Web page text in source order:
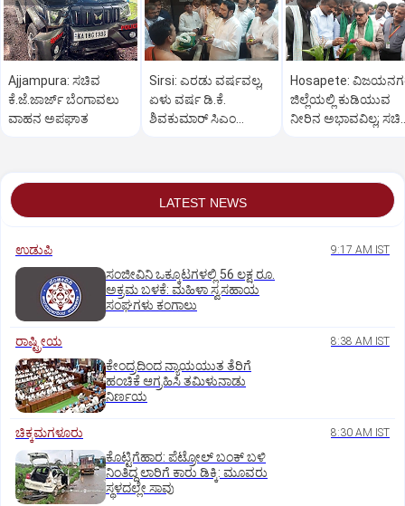
Ajjampura: ಸಚಿವ
ಕೆ.ಜೆ.ಜಾರ್ಜ್ ಬೆಂಗಾವಲು
ವಾಹನ ಅಪಘಾತ
Sirsi: ಎರಡು ವರ್ಷವಲ್ಲ,
ಏಳು ವರ್ಷ ಡಿ.ಕೆ.
ಶಿವಕುಮಾರ್ ಸಿಎಂ
Hosapete:
ಜಿಲ್ಲೆಯಲ್ಲಿ ಕುಡಿಯುವ
ನೀರಿನ ಅಭಾವವಿಲ್ಲ;
LATEST NEWS
ಉಡುಪಿ 9:17 AM IST
ಸಂಜೀವಿನಿ ಒಕ್ಕೂಟಗಳಲ್ಲಿ 56 ಲಕ್ಷ ರೂ.
ಅಕ್ರಮ ಬಳಕೆ: ಮಹಿಳಾ ಸ್ವಸಹಾಯ
ಸಂಘಗಳು ಕಂಗಾಲು
ರಾಷ್ಟ್ರೀಯ 8:38 AM IST
ಕೇಂದ್ರದಿಂದ ನ್ಯಾಯಯುತ ತೆರಿಗೆ
ಹಂಚಿಕೆ ಆಗ್ರಹಿಸಿ ತಮಿಳುನಾಡು
ನಿರ್ಣಯ
ಚಿಕ್ಕಮಗಳೂರು 8:30 AM IST
ಕೊಟ್ಟಿಗೆಹಾರ: ಪೆಟ್ರೋಲ್ ಬಂಕ್ ಬಳಿ
ನಿಂತಿದ್ದ ಲಾರಿಗೆ ಕಾರು ಡಿಕ್ಕಿ: ಮೂವರು
ಸ್ಥಳದಲ್ಲೇ ಸಾವು